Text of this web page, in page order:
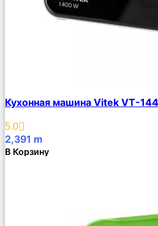
Описание
Избранное
Кухонная машина Vitek VT-
5.0
2,391 m
В Корзину